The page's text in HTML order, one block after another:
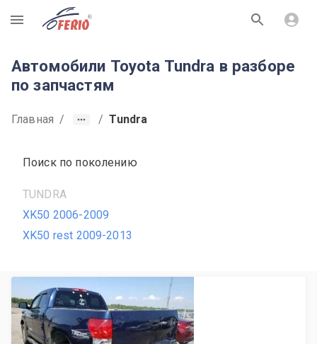
R
Автомобили Toyota Tundra в разборе
по запчастям
Главная / / Tundra
Поиск по поколению
TUNDRA
XK50 2006-2009
XK50 rest 2009-2013